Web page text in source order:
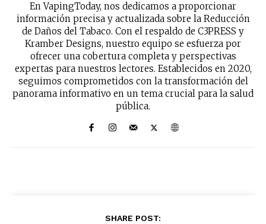
En VapingToday, nos dedicamos a proporcionar
información precisa y actualizada sobre la Reducción
de Daños del Tabaco. Con el respaldo de C3PRESS y
Kramber Designs, nuestro equipo se esfuerza por
ofrecer una cobertura completa y perspectivas
expertas para nuestros lectores. Establecidos en 2020,
seguimos comprometidos con la transformación del
panorama informativo en un tema crucial para la salud
pública.
SHARE POST: